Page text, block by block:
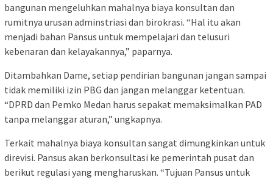
bangunan mengeluhkan mahalnya biaya konsultan dan
rumitnya urusan adminstriasi dan birokrasi. “Hal itu akan
menjadi bahan Pansus untuk mempelajari dan telusuri
kebenaran dan kelayakannya,” paparnya.
Ditambahkan Dame, setiap pendirian bangunan jangan sampai
tidak memiliki izin PBG dan jangan melanggar ketentuan.
“DPRD dan Pemko Medan harus sepakat memaksimalkan PAD
tanpa melanggar aturan,” ungkapnya.
Terkait mahalnya biaya konsultan sangat dimungkinkan untuk
direvisi. Pansus akan berkonsultasi ke pemerintah pusat dan
berikut regulasi yang mengharuskan. “Tujuan Pansus untuk